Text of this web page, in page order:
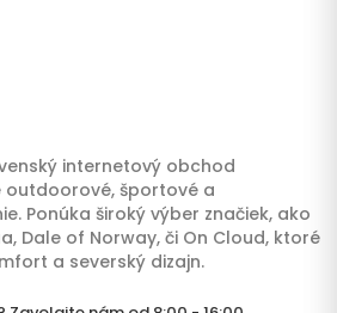
internetový obchod
outdoorové, športové a
Ponúka široký výber značiek, ako
Dale of Norway, či On Cloud, ktoré
a severský dizajn.